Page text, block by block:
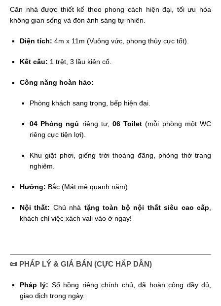
Căn nhà được thiết kế theo phong cách hiện đại, tối ưu hóa
không gian sống và đón ánh sáng tự nhiên.
Diện tích: 4m x 11m (Vuông vức, phong thủy cực tốt).
Kết cấu: 1 trệt, 3 lầu kiên cố.
Công năng hoàn hảo:
Phòng khách sang trọng, bếp hiện đại.
04 Phòng ngủ riêng tư,06 Toilet (mỗi phòng một WC
riêng cực tiện lợi).
Khu giặt phơi, giếng trời thoáng đãng, phòng thờ trang
nghiêm.
Hướng: Bắc (Mát mẻ quanh năm).
Nội thất: Chủ nhà tặng toàn bộ nội thất siêu cao cấp
khách chỉ việc xách vali vào ở ngay!
📜 PHÁP LÝ & GIÁ BÁN (CỰC HẤP DẪN)
Pháp lý: Sổ hồng riêng chính chủ, đã hoàn công đầy đủ,
giao dịch trong ngày.